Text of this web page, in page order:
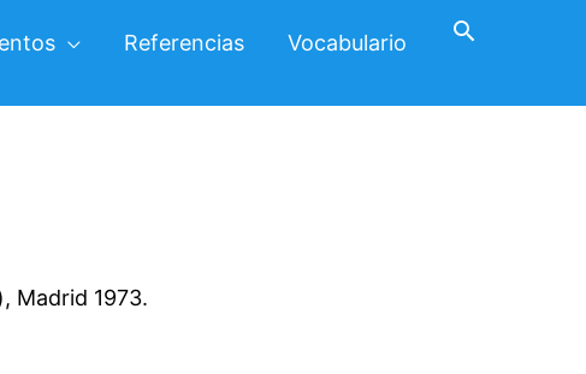
Referencias Vocabulario Buscar
Madrid 1973.